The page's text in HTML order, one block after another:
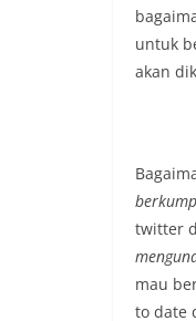
untuk
akan
twitter
mau
to date